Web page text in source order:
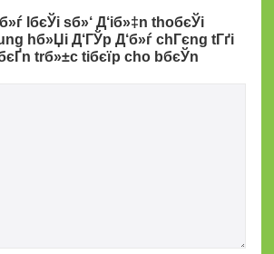
lбєЎi sб»‘ Д‘iб»‡n thoбєЎi
hб»Џi Д‘ГЎp Д‘б»ѓ chГєng tГґi
trб»±c tiбєїp cho bбєЎn